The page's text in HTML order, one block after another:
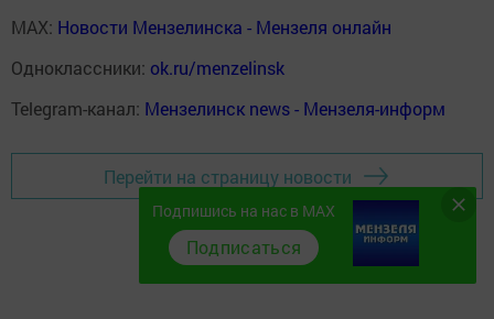
MAX: Новости Мензелинска - Мензеля онлайн
Одноклассники: ok.ru/menzelinsk
Telegram-канал: Мензелинск news - Мензеля-информ
Перейти на страницу новости
Подпишись на нас в MAX
Подписаться